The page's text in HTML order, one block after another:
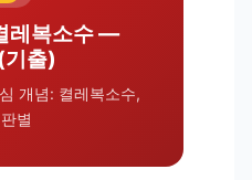
복소수 —
출)
개념: 켤레복소수,
별